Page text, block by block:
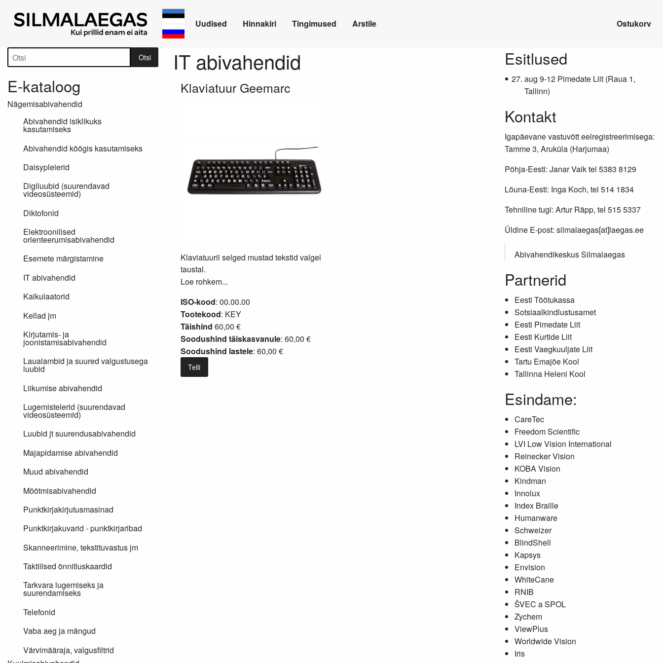
Uudised Hinnakiri Tingimused Arstile Ostukorv
IT abivahendid
Klaviatuur Geemarc
Klaviatuuril selged mustad tekstid valgel
taustal.
Loe rohkem...
ISO-kood: 00.00.00
Tootekood: KEY
Täishind 60,00 €
Soodushind täiskasvanule: 60,00 €
Soodushind lastele: 60,00 €
Telli
Tootepuu Otsi
E-kataloog
Nägemisabivahendid
Abivahendid isiklikuks
kasutamiseks
Abivahendid köögis kasutamiseks
Daisypleierid
Digiluubid (suurendavad
videosüsteemid)
Diktofonid
Elektroonilised
orienteerumisabivahendid
Esemete märgistamine
IT abivahendid
Kalkulaatorid
Kellad jm
Kirjutamis- ja
joonistamisabivahendid
Laualambid ja suured valgustusega
luubid
Liikumise abivahendid
Lugemistelerid (suurendavad
videosüsteemid)
Luubid jt suurendusabivahendid
Majapidamise abivahendid
Muud abivahendid
Mõõtmisabivahendid
Punktkirjakirjutusmasinad
Punktkirjakuvarid - punktkirjaribad
Skanneerimine, tekstituvastus jm
Taktiilsed õnnitluskaardid
Tarkvara lugemiseks ja
suurendamiseks
Telefonid
Vaba aeg ja mängud
Värvimääraja, valgusfiltrid
Lisainfo
Esitlused
aug 9-12 Pimedate Liit (Raua 1,
Tallinn)
Kontakt
Igapäevane vastuvõtt eelregistreerimisega:
Tamme 3, Aruküla (Harjumaa)
Põhja-Eesti: Janar Vaik tel 5383 8129
Lõuna-Eesti: Inga Koch, tel 514 1834
Tehniline tugi: Artur Räpp, tel 515 5337
Üldine E-post: silmalaegas[at]laegas.ee
Abivahendikeskus Silmalaegas
Partnerid
Eesti Töötukassa
Sotsiaalkindlustusamet
Eesti Pimedate Liit
Eesti Kurtide Liit
Eesti Vaegkuuljate Liit
Tartu Emajõe Kool
Tallinna Heleni Kool
Esindame:
CareTec
Freedom Scientific
LVI Low Vision International
Reinecker Vision
KOBA Vision
Kindman
Innolux
Index Braille
Humanware
Schweizer
BlindShell
Kapsys
Envision
WhiteCane
RNIB
ŠVEC a SPOL
Zychem
ViewPlus
Worldwide Vision
Iris